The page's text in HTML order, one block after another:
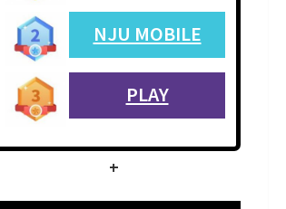
NJU MOBILE
PLAY
+